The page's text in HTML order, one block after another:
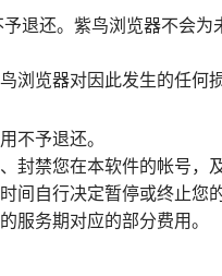
退还。紫鸟浏览器不会为
览器对因此发生的任何
不予退还。
封禁您在本软件的帐号，
间自行决定暂停或终止您
服务期对应的部分费用。